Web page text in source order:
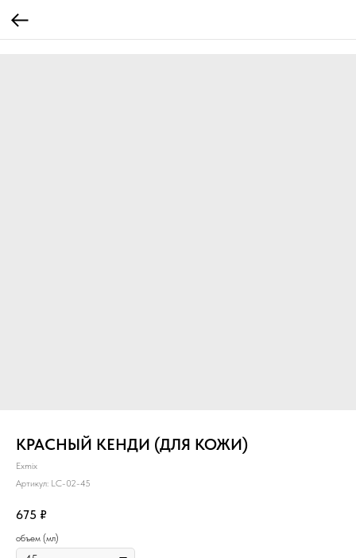
КРАСНЫЙ КЕНДИ (ДЛЯ КОЖИ)
Exmix
Артикул: LC-02-45
675 ₽
объем (мл)